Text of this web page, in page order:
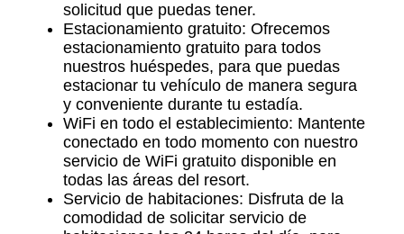
solicitud que puedas tener.
Estacionamiento gratuito: Ofrecemos
estacionamiento gratuito para todos
nuestros huéspedes, para que puedas
estacionar tu vehículo de manera segura
y conveniente durante tu estadía.
WiFi en todo el establecimiento: Mantente
conectado en todo momento con nuestro
servicio de WiFi gratuito disponible en
todas las áreas del resort.
Servicio de habitaciones: Disfruta de la
comodidad de solicitar servicio de